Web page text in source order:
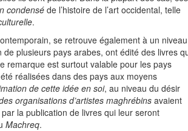
condensé de l’histoire de l’art occidental, telle
.
se retrouve également à un niveau
plusieurs pays arabes, ont édité des livres
remarque est surtout valable pour les pays
réalisées dans des pays aux moyens
de cette idée en soi, au niveau du désir
organisations d’artistes maghrébins avaient
la publication de livres qui leur seront
Machreq.